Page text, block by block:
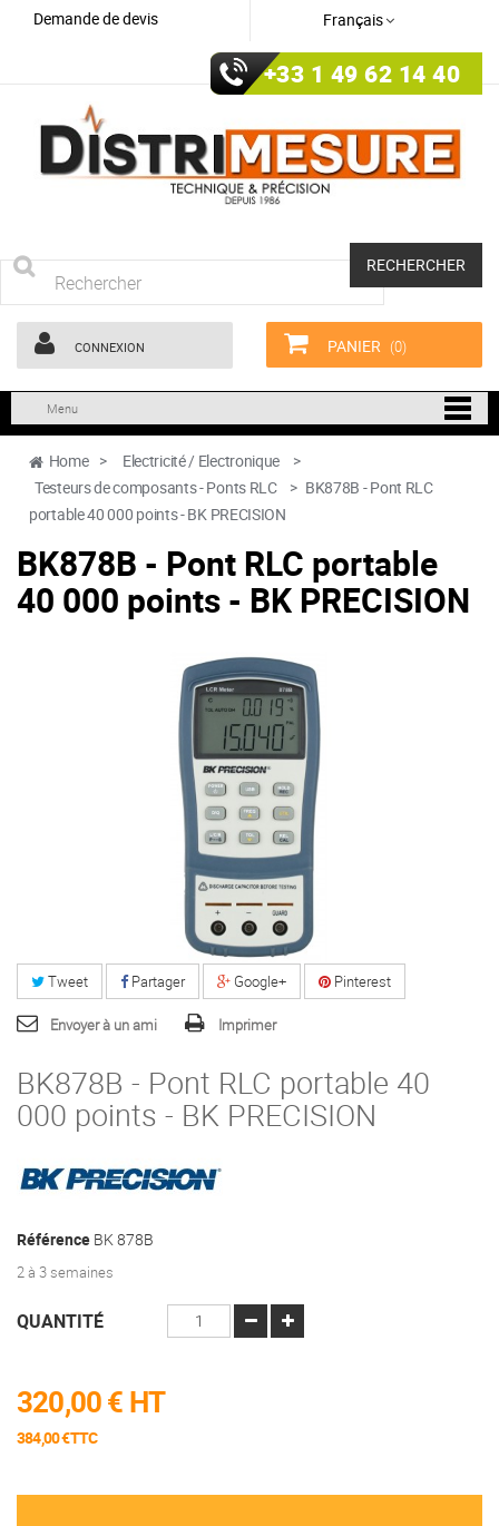
Demande de devis Français
+33 1 49 62 14 40
RECHERCHER
CONNEXION PANIER (0)
Menu
Home > Electricité / Electronique
>
Testeurs de composants - Ponts RLC
> BK878B - Pont RLC
portable 40 000 points - BK PRECISION
BK878B - Pont RLC portable
40 000 points - BK PRECISION
Tweet Partager Google+ Pinterest
Envoyer à un ami Imprimer
BK878B - Pont RLC portable 40
000 points - BK PRECISION
Référence BK 878B
2 à 3 semaines
QUANTITÉ
320,00 € HT
384,00 €TTC